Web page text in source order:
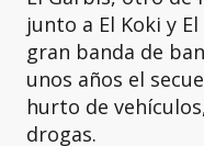
junto a El Koki y
gran banda de
unos años el
hurto de
drogas.